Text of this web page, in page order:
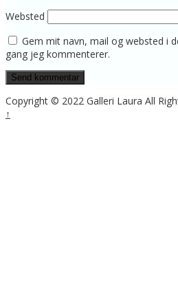
Websted
Gem mit navn, mail og websted i
gang jeg kommenterer.
Copyright © 2022 Galleri Laura All
↑